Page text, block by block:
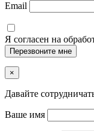
Email
Я согласен на
×
Давайте
Ваше имя